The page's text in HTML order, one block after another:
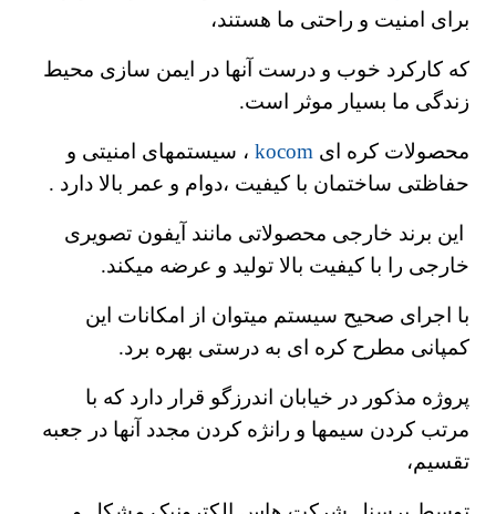
برای امنیت و راحتی ما هستند،
که کارکرد خوب و درست آنها در ایمن سازی محیط
زندگی ما بسیار موثر است.
محصولات کره ای kocom ، سیستمهای امنیتی و
حفاظتی ساختمان با کیفیت ،دوام و عمر بالا دارد .
این برند خارجی محصولاتی مانند آیفون تصویری
خارجی را با کیفیت بالا تولید و عرضه میکند.
با اجرای صحیح سیستم میتوان از امکانات این
کمپانی مطرح کره ای به درستی بهره برد.
پروژه مذکور در خیابان اندرزگو قرار دارد که با
مرتب کردن سیمها و رانژه کردن مجدد آنها در جعبه
تقسیم،